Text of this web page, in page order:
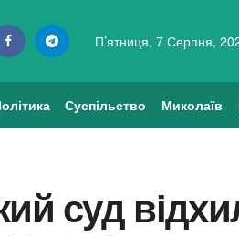
П’ятниця, 7 Серпня,
Суспільство Миколаїв
суд